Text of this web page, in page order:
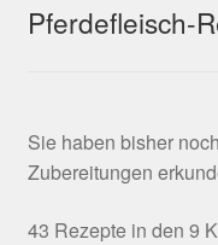
Pferdefleisch-
Sie haben bisher
Zubereitungen
43 Rezepte in den 9